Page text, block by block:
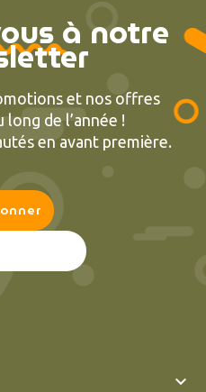
à notre
et nos offres
de l’année !
en avant première.
